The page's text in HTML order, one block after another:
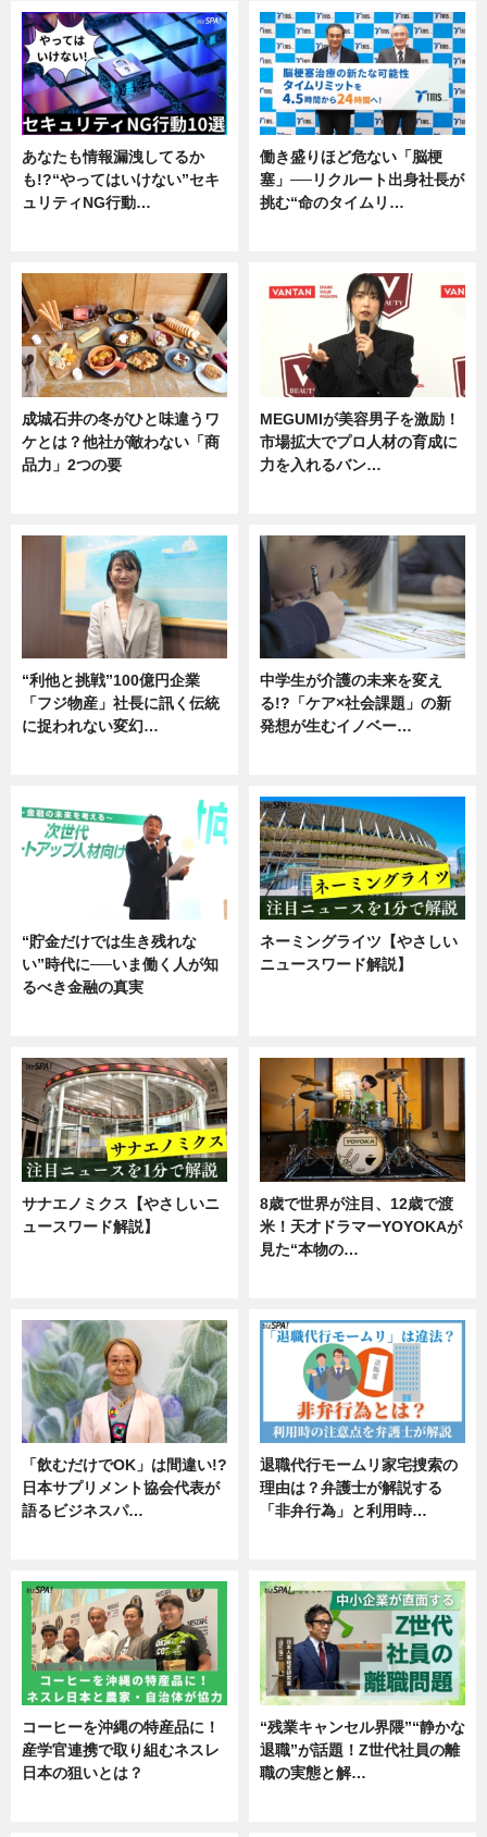
あなたも情報漏洩してるか
も!?“やってはいけない”セキ
ュリティNG行動…
働き盛りほど危ない「脳梗
塞」──リクルート出身社長が
挑む“命のタイムリ…
成城石井の冬がひと味違うワ
ケとは？他社が敵わない「商
品力」2つの要
MEGUMIが美容男子を激励！
市場拡大でプロ人材の育成に
力を入れるバン…
“利他と挑戦”100億円企業
「フジ物産」社長に訊く伝統
に捉われない変幻…
中学生が介護の未来を変え
る!?「ケア×社会課題」の新
発想が生むイノベー…
“貯金だけでは生き残れな
い”時代に──いま働く人が知
るべき金融の真実
ネーミングライツ【やさしい
ニュースワード解説】
サナエノミクス【やさしいニ
ュースワード解説】
8歳で世界が注目、12歳で渡
米！天才ドラマーYOYOKAが
見た“本物の…
「飲むだけでOK」は間違い!?
日本サプリメント協会代表が
語るビジネスパ…
退職代行モームリ家宅捜索の
理由は？弁護士が解説する
「非弁行為」と利用時…
コーヒーを沖縄の特産品に！
産学官連携で取り組むネスレ
日本の狙いとは？
“残業キャンセル界隈”“静かな
退職”が話題！Z世代社員の離
職の実態と解…